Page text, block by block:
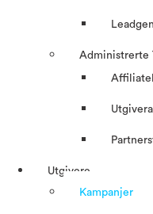
Administrerte
Utgivere
Kampanjer